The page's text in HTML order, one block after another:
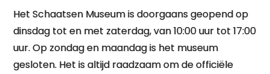
Het Schaatsen Museum is doorgaans geopend op
dinsdag tot en met zaterdag, van 10:00 uur tot 17:00
uur. Op zondag en maandag is het museum
gesloten. Het is altijd raadzaam om de officiële